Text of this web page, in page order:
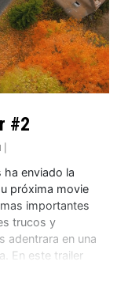
#2
|
ha enviado la
próxima movie
importantes
trucos y
adentrara en una
En este trailer